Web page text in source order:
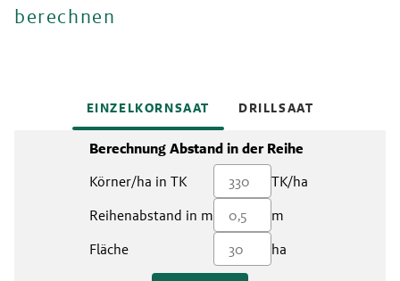
berechnen
EINZELKORNSAAT DRILLSAAT
Berechnung Abstand in der Reihe
Körner/ha in TK
TK/ha
Reihenabstand in m
m
Fläche
ha